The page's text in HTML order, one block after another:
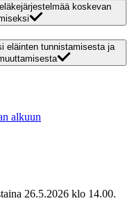
koskevan
eläinten tunnistamisesta ja
alkuun
26.5.2026 klo 14.00.